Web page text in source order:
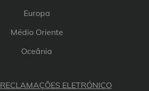
Europa
Médio Oriente
Oceânia
RECLAMAÇÕES ELETRÓNICO